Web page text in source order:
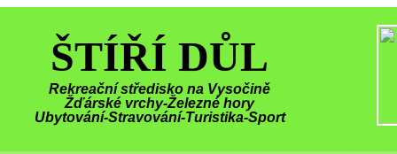
ŠTÍŘÍ DŮL
Rekreační středisko na Vysočině
Žďárské vrchy-Železné hory
Ubytování-Stravování-Turistika-Sport